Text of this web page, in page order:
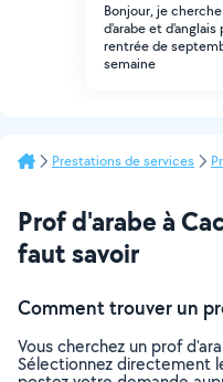
Bonjour, je
d'arabe et d'anglais
rentrée de
semaine
Prestations de services
Prof d'arabe à
faut savoir
Comment trouver un
Vous cherchez un prof
Sélectionnez directement